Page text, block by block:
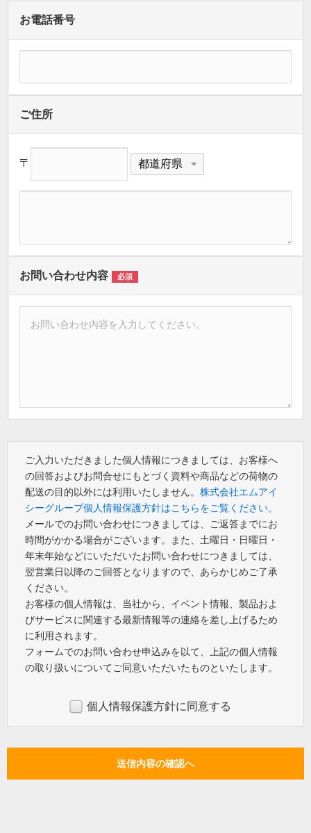
お電話番号
ご住所
〒
お問い合わせ内容 必須
ご入力いただきました個人情報につきましては、お客様へ
の回答およびお問合せにもとづく資料や商品などの荷物の
配送の目的以外には利用いたしません。 株式会社エムアイ
シーグループ個人情報保護方針はこちらをご覧ください。
メールでのお問い合わせにつきましては、ご返答までにお
時間がかかる場合がございます。また、土曜日・日曜日・
年末年始などにいただいたお問い合わせにつきましては、
翌営業日以降のご回答となりますので、あらかじめご了承
ください。
お客様の個人情報は、当社から、イベント情報、製品およ
びサービスに関連する最新情報等の連絡を差し上げるため
に利用されます。
フォームでのお問い合わせ申込みを以て、上記の個人情報
の取り扱いについてご同意いただいたものといたします。
個人情報保護方針に同意する